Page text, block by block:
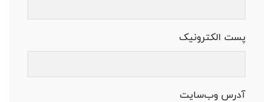
پست الکترونیک
آدرس وب‌سایت